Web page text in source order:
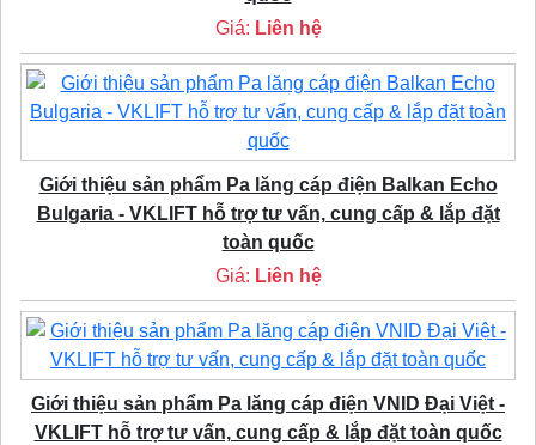
Giá: Liên hệ
Giới thiệu sản phẩm Pa lăng cáp điện Balkan Echo
Bulgaria - VKLIFT hỗ trợ tư vấn, cung cấp & lắp đặt
toàn quốc
Giá: Liên hệ
Giới thiệu sản phẩm Pa lăng cáp điện VNID Đại Việt -
VKLIFT hỗ trợ tư vấn, cung cấp & lắp đặt toàn quốc